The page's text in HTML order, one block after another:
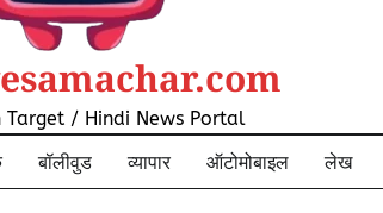
Target / Hindi News Portal
बॉलीवुड व्यापार ऑटोमोबाइल लेख